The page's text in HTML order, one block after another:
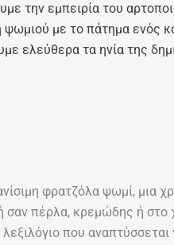
την εμπειρία του
με το πάτημα ενός
ελεύθερα τα ηνία της
φρατζόλα ψωμί, μια
σαν πέρλα, κρεμώδης ή στο
που